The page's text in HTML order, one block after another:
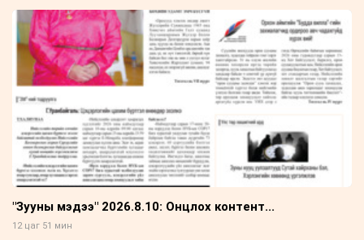
"Зууны мэдээ" 2026.8.10: Онцлох контент...
12 цаг 51 мин